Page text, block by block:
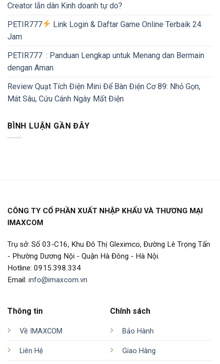
Creator lẫn dân Kinh doanh tự do?
PETIR777
Link Login & Daftar Game Online Terbaik 24
Jam
PETIR777 : Panduan Lengkap untuk Menang dan Bermain
dengan Aman
Review Quạt Tích Điện Mini Để Bàn Điện Cơ 89: Nhỏ Gọn,
Mát Sâu, Cứu Cánh Ngày Mất Điện
BÌNH LUẬN GẦN ĐÂY
CÔNG TY CỔ PHẦN XUẤT NHẬP KHẨU VÀ THƯƠNG MẠI
IMAXCOM
Trụ sở: Số 03-C16, Khu Đô Thị Gleximco, Đường Lê Trọng Tấn
- Phường Dương Nội - Quận Hà Đông - Hà Nội.
Hotline: 0915.398.334
Email: info@imaxcom.vn
Thông tin
Về IMAXCOM
Liên Hệ
Chính sách
Bảo Hành
Giao Hàng